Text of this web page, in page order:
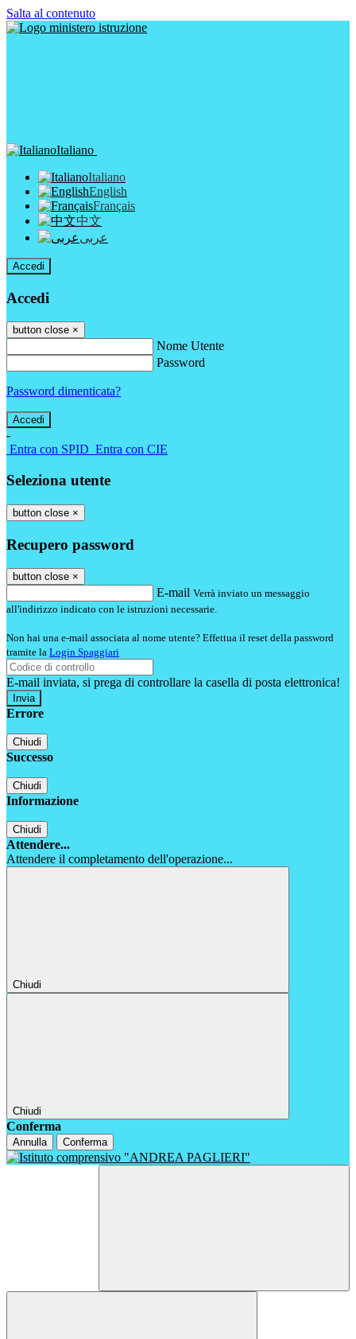
Salta al contenuto
Italiano
Italiano
English
Français
中文
عربى
Accedi
Accedi
button close ×
Nome Utente
Password
Password dimenticata?
-
Entra con SPID Entra con CIE
Seleziona utente
button close ×
Recupero password
button close ×
E-mail Verrà inviato un messaggio
all'indirizzo indicato con le istruzioni necessarie.
Non hai una e-mail associata al nome utente? Effettua il reset della password
tramite la Login Spaggiari
E-mail inviata, si prega di controllare la casella di posta elettronica!
Errore
Chiudi
Successo
Chiudi
Informazione
Chiudi
Attendere...
Attendere il completamento dell'operazione...
Chiudi
Chiudi
Conferma
Annulla Conferma